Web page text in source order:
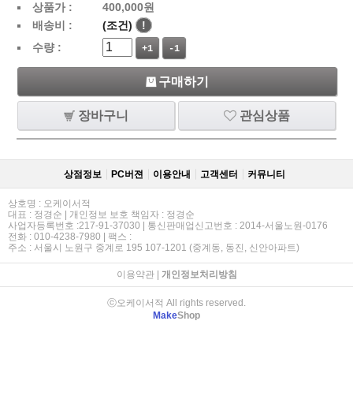
상품가 : 400,000원
배송비 :
(조건)
!
수량 :
+1 -1
구매하기
장바구니 관심상품
상점정보 PC버젼 이용안내 고객센터 커뮤니티
상호명 : 오케이서적
대표 : 정경순 | 개인정보 보호 책임자 : 정경순
사업자등록번호 :217-91-37030 | 통신판매업신고번호 : 2014-서울노원-0176
전화 : 010-4238-7980 | 팩스 :
주소 : 서울시 노원구 중계로 195 107-1201 (중계동, 동진, 신안아파트)
이용약관| 개인정보처리방침
ⓒ오케이서적 All rights reserved.
MakeShop